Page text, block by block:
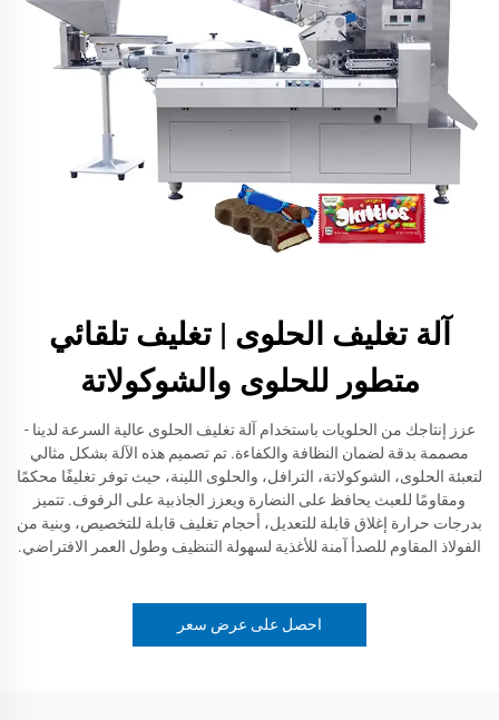
آلة تغليف الحلوى | تغليف تلقائي
متطور للحلوى والشوكولاتة
عزز إنتاجك من الحلويات باستخدام آلة تغليف الحلوى عالية السرعة لدينا -
مصممة بدقة لضمان النظافة والكفاءة. تم تصميم هذه الآلة بشكل مثالي
لتعبئة الحلوى، الشوكولاتة، الترافل، والحلوى اللينة، حيث توفر تغليفًا محكمًا
ومقاومًا للعبث يحافظ على النضارة ويعزز الجاذبية على الرفوف. تتميز
بدرجات حرارة إغلاق قابلة للتعديل، أحجام تغليف قابلة للتخصيص، وبنية من
الفولاذ المقاوم للصدأ آمنة للأغذية لسهولة التنظيف وطول العمر الافتراضي.
احصل على عرض سعر